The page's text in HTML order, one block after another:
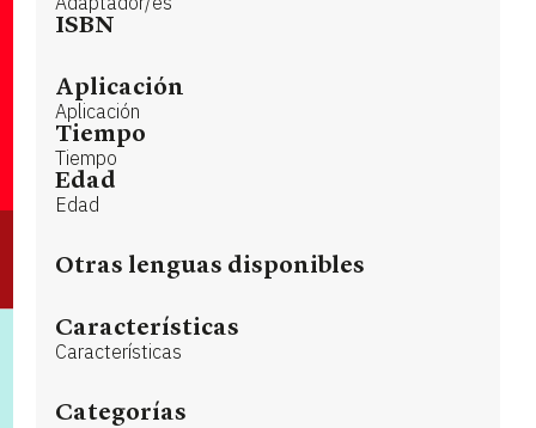
ISBN
Aplicación
Aplicación
Tiempo
Tiempo
Edad
Edad
Otras lenguas disponibles
Características
Características
Categorías